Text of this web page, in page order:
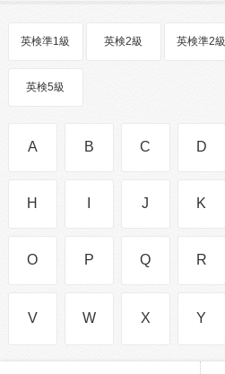
英検準1級 英検2級 英検準2級
英検5級
A B C D
H J K
O P Q R
V W X Y